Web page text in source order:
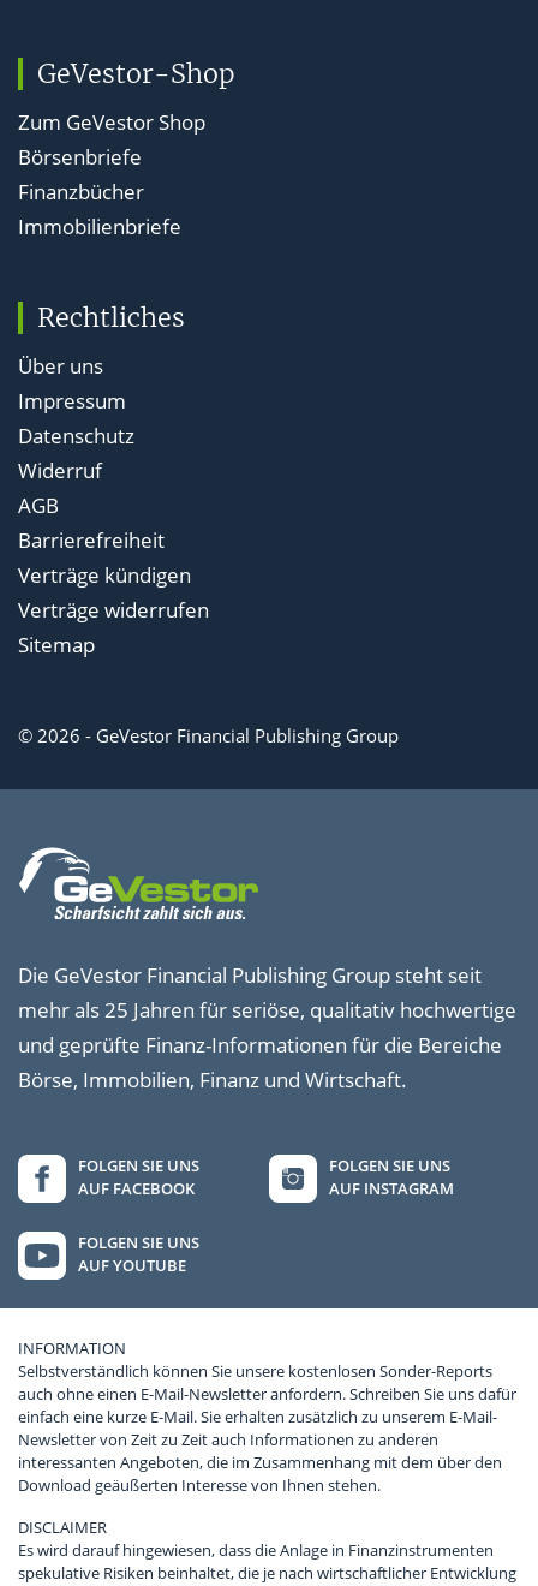
GeVestor-Shop
Zum GeVestor Shop
Börsenbriefe
Finanzbücher
Immobilienbriefe
Rechtliches
Über uns
Impressum
Datenschutz
Widerruf
AGB
Barrierefreiheit
Verträge kündigen
Verträge widerrufen
Sitemap
© 2026 - GeVestor Financial Publishing Group
Die GeVestor Financial Publishing Group steht seit
mehr als 25 Jahren für seriöse, qualitativ hochwertige
und geprüfte Finanz-Informationen für die Bereiche
Börse, Immobilien, Finanz und Wirtschaft.
FOLGEN SIE UNS
AUF FACEBOOK
FOLGEN SIE UNS
AUF INSTAGRAM
FOLGEN SIE UNS
AUF YOUTUBE
INFORMATION
Selbstverständlich können Sie unsere kostenlosen Sonder-Reports
auch ohne einen E-Mail-Newsletter anfordern. Schreiben Sie uns dafür
einfach eine kurze E-Mail. Sie erhalten zusätzlich zu unserem E-Mail-
Newsletter von Zeit zu Zeit auch Informationen zu anderen
interessanten Angeboten, die im Zusammenhang mit dem über den
Download geäußerten Interesse von Ihnen stehen.
DISCLAIMER
Es wird darauf hingewiesen, dass die Anlage in Finanzinstrumenten
spekulative Risiken beinhaltet, die je nach wirtschaftlicher Entwicklung